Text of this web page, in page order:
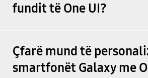
fundit të One UI?
Çfarë mund të
smartfonët Galaxy me